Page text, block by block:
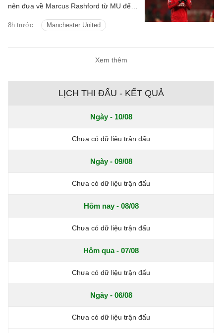
8h trước Manchester United
nên đưa về Marcus Rashford từ MU để
Xem thêm
LỊCH THI ĐẤU - KẾT QUẢ
Ngày - 10/08
Chưa có dữ liệu trận đấu
Ngày - 09/08
Chưa có dữ liệu trận đấu
Hôm nay - 08/08
Chưa có dữ liệu trận đấu
Hôm qua - 07/08
Chưa có dữ liệu trận đấu
Ngày - 06/08
Chưa có dữ liệu trận đấu